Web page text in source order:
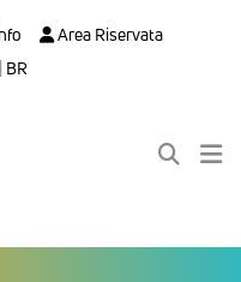
Area Riservata
BR